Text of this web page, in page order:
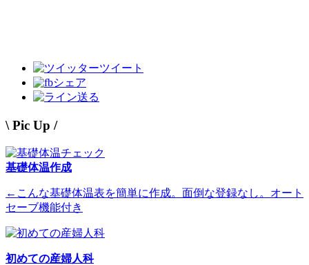
ツイート
シェア
送る
\ Pic Up /
基礎体温作成
←こんな基礎体温表を簡単に作成。面倒な登録なし。オート
セーブ機能付き
初めての産婦人科